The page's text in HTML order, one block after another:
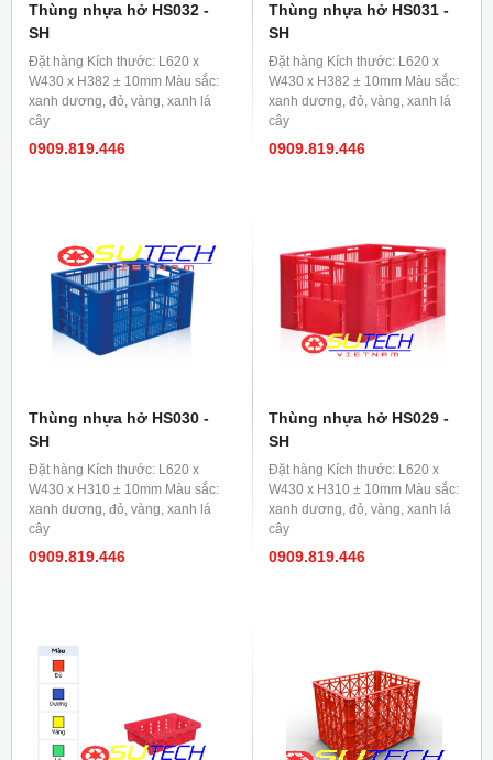
Thùng nhựa hở HS032 -
SH
Đặt hàng Kích thước: L620 x
W430 x H382 ± 10mm Màu sắc:
xanh dương, đỏ, vàng, xanh lá
cây
0909.819.446
Thùng nhựa hở HS031 -
SH
Đặt hàng Kích thước: L620 x
W430 x H382 ± 10mm Màu sắc:
xanh dương, đỏ, vàng, xanh lá
cây
0909.819.446
Thùng nhựa hở HS030 -
SH
Đặt hàng Kích thước: L620 x
W430 x H310 ± 10mm Màu sắc:
xanh dương, đỏ, vàng, xanh lá
cây
0909.819.446
Thùng nhựa hở HS029 -
SH
Đặt hàng Kích thước: L620 x
W430 x H310 ± 10mm Màu sắc:
xanh dương, đỏ, vàng, xanh lá
cây
0909.819.446